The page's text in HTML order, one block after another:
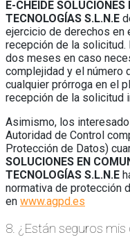
E-CHEIDE
TECNOLOGÍAS S.L.N.E
ejercicio de derechos en
recepción de la
dos meses en caso
complejidad y el
cualquier prórroga en el
recepción de la solicitud
Asimismo, los
Autoridad de Control
Protección de Datos)
SOLUCIONES EN
TECNOLOGÍAS S.L.N.E
normativa de protección
en www.agpd.es
8. ¿Están seguros mis